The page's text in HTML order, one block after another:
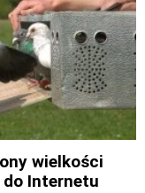
wielkości
Internetu